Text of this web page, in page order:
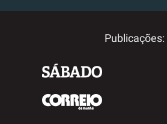
Publicações: